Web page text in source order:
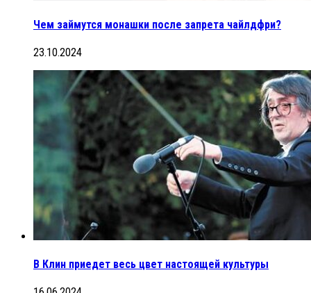
Чем займутся монашки после запрета чайлдфри?
23.10.2024
В Клин приедет весь цвет настоящей культуры